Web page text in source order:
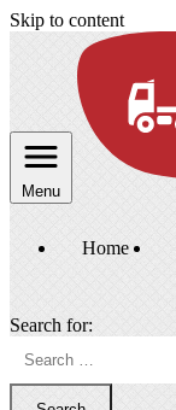
Skip to content
Menu
Home
Search for: